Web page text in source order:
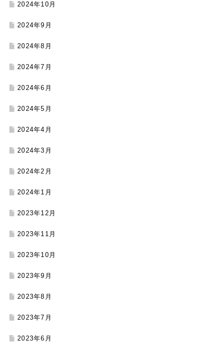
2024年10月
2024年9月
2024年8月
2024年7月
2024年6月
2024年5月
2024年4月
2024年3月
2024年2月
2024年1月
2023年12月
2023年11月
2023年10月
2023年9月
2023年8月
2023年7月
2023年6月